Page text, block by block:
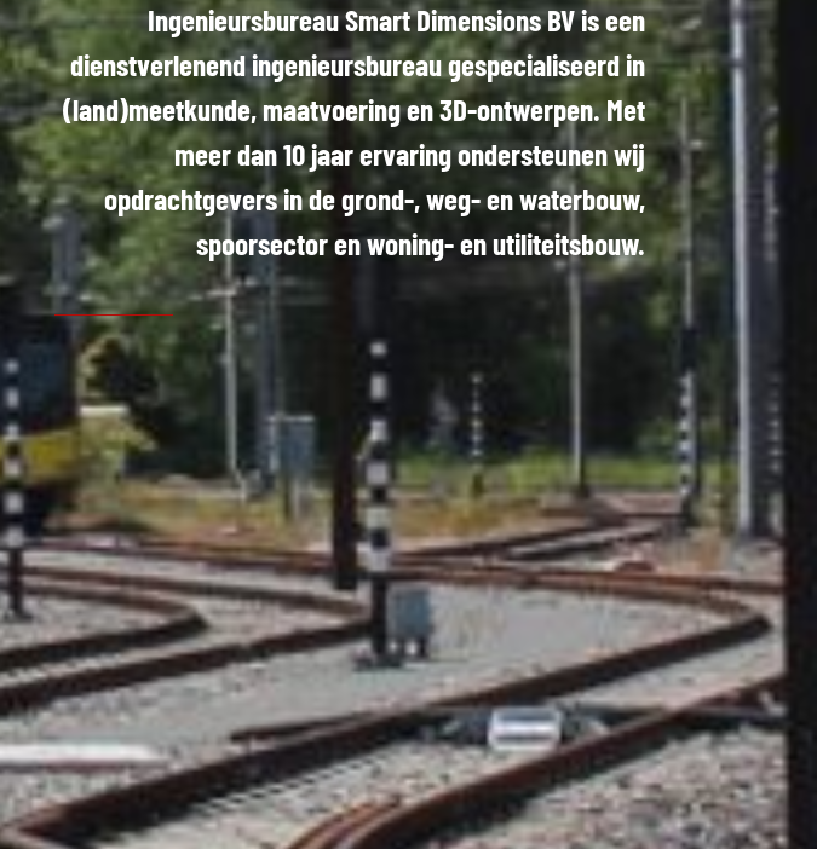
Ingenieursbureau Smart Dimensions BV is een
dienstverlenend ingenieursbureau gespecialiseerd in
(land)meetkunde, maatvoering en 3D-ontwerpen. Met
meer dan 10 jaar ervaring ondersteunen wij
opdrachtgevers in de grond-, weg- en waterbouw,
spoorsector en woning- en utiliteitsbouw.